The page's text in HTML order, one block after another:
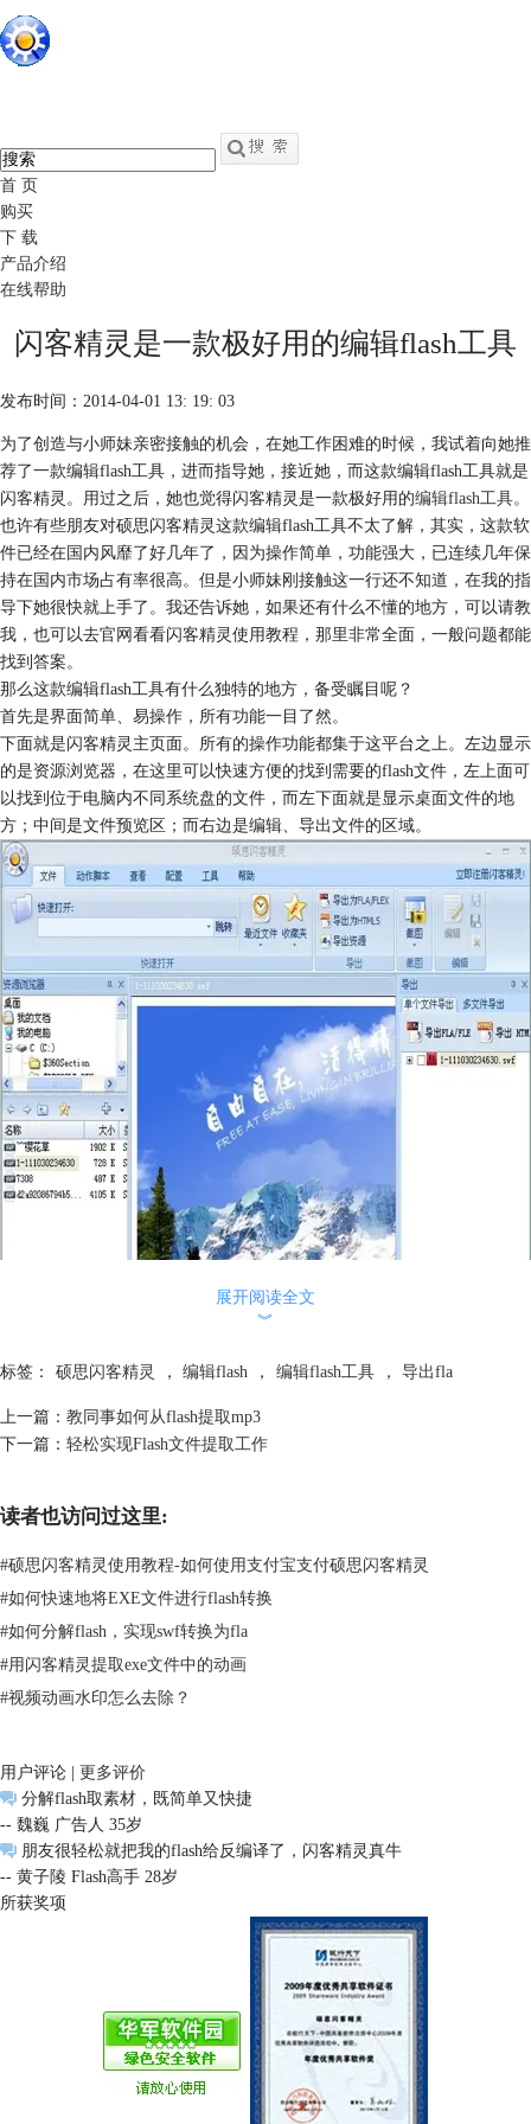
首 页
购买
下 载
产品介绍
在线帮助
闪客精灵是一款极好用的编辑flash工具
发布时间：2014-04-01 13: 19: 03
为了创造与小师妹亲密接触的机会，在她工作困难的时候，我试着向她推
荐了一款编辑flash工具，进而指导她，接近她，而这款编辑flash工具就是
闪客精灵。用过之后，她也觉得闪客精灵是一款极好用的编辑flash工具。
也许有些朋友对硕思闪客精灵这款编辑flash工具不太了解，其实，这款软
件已经在国内风靡了好几年了，因为操作简单，功能强大，已连续几年保
持在国内市场占有率很高。但是小师妹刚接触这一行还不知道，在我的指
导下她很快就上手了。我还告诉她，如果还有什么不懂的地方，可以请教
我，也可以去官网看看闪客精灵使用教程，那里非常全面，一般问题都能
找到答案。
那么这款编辑flash工具有什么独特的地方，备受瞩目呢？
首先是界面简单、易操作，所有功能一目了然。
下面就是闪客精灵主页面。所有的操作功能都集于这平台之上。左边显示
的是资源浏览器，在这里可以快速方便的找到需要的flash文件，左上面可
以找到位于电脑内不同系统盘的文件，而左下面就是显示桌面文件的地
方；中间是文件预览区；而右边是编辑、导出文件的区域。
了。
打开一个flash文件后，在右侧，点击这个swf文件前面的“+”号，就能看到
你想编辑的所有文件素材了，包括形状、变形图形、图像、字体、文字、
/flex”后，就可以看到这样的页面，选择好导出路径，再点
展开阅读全文
︾
标签： 硕思闪客精灵 ， 编辑flash ， 编辑flash工具 ， 导出fla
上一篇： 教同事如何从flash提取mp3
下一篇： 轻松实现Flash文件提取工作
读者也访问过这里:
#硕思闪客精灵使用教程-如何使用支付宝支付硕思闪客精灵
#如何快速地将EXE文件进行flash转换
#如何分解flash，实现swf转换为fla
#用闪客精灵提取exe文件中的动画
#视频动画水印怎么去除？
用户评论 | 更多评价
分解flash取素材，既简单又快捷
-- 魏巍 广告人 35岁
朋友很轻松就把我的flash给反编译了，闪客精灵真牛
-- 黄子陵 Flash高手 28岁
所获奖项